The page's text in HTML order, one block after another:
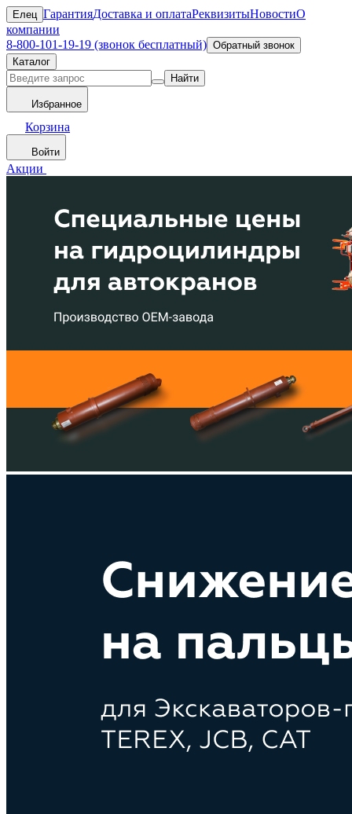
Елец ГарантияДоставка и оплатаРеквизитыНовостиО
компании
8-800-101-19-19 (звонок бесплатный) Обратный звонок
Каталог
Найти
Избранное
Корзина
Войти
Акции